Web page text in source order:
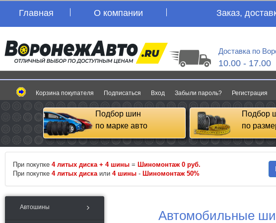
Главная О компании Заказ,
Доставка по
10.00 - 17.00
Корзина покупателя Подписаться Вход Забыли пароль? Регистрация
Подбор шин
по марке авто
Подбор
по
При покупке 4 литых диска + 4 шины = Шиномонтаж 0 руб.
При покупке 4 литых диска или 4 шины - Шиномонтаж 50%
Автошины
Автомобильные